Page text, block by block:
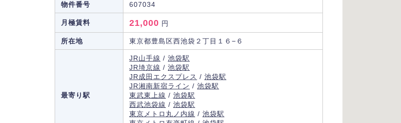
物件番号 607034
月極賃料 21,000 円
所在地 東京都豊島区西池袋２丁目１６−６
最寄り駅
JR山手線 / 池袋駅
JR埼京線 / 池袋駅
JR成田エクスプレス / 池袋駅
JR湘南新宿ライン / 池袋駅
東武東上線 / 池袋駅
西武池袋線 / 池袋駅
東京メトロ丸ノ内線 / 池袋駅